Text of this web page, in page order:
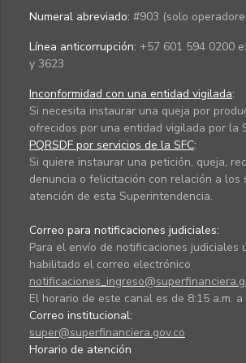
Numeral abreviado: #903 (solo
Línea anticorrupción: +57 601 594 0200
y 3623
Inconformidad con una entidad vigilada:
Si necesita instaurar una queja por
ofrecidos por una entidad vigilada por la
PQRSDF por servicios de la SFC:
Si quiere instaurar una petición, queja,
denuncia o felicitación con relación a los
atención de esta Superintendencia.
Correo para notificaciones judiciales:
Para el envío de notificaciones judiciales
habilitado el correo electrónico
El horario de este canal es de 8:15 a.m. a
Correo institucional:
super@superfinanciera.gov.co
Horario de atención